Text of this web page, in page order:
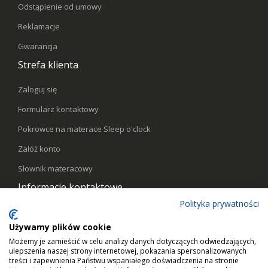
Odstąpienie od umowy
Reklamacje
Gwarancja
Strefa klienta
Zaloguj się
Formularz kontaktowy
Pokrowce na materace Sleep o'clock
Załóż konto
Słownik materacowy
Informacje kontaktowe
Email:kontakt@sleepoclock.pl
Godziny pracy:Pn - Pt / 10:00 - 17:00
Polityka prywatności
Używamy plików cookie
Możemy je zamieścić w celu analizy danych dotyczących odwiedzających,
ulepszenia naszej strony internetowej, pokazania spersonalizowanych
treści i zapewnienia Państwu wspaniałego doświadczenia na stronie